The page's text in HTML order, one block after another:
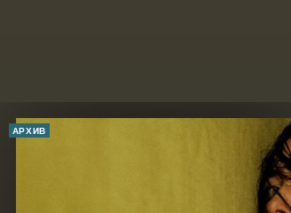
АРХИВ